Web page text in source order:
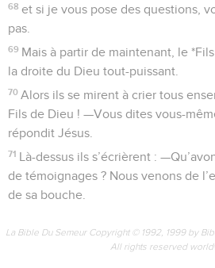
68 et si je vous pose des questions,
pas.
69 Mais à partir de maintenant, le
la droite du Dieu tout-puissant.
70 Alors ils se mirent à crier tous
Fils de Dieu ! —Vous dites vous-
répondit Jésus.
71 Là-dessus ils s’écrièrent :
de témoignages ? Nous venons de
de sa bouche.
La Bible Du Semeur Copyright © 1992, 1999 by
All rights reserved